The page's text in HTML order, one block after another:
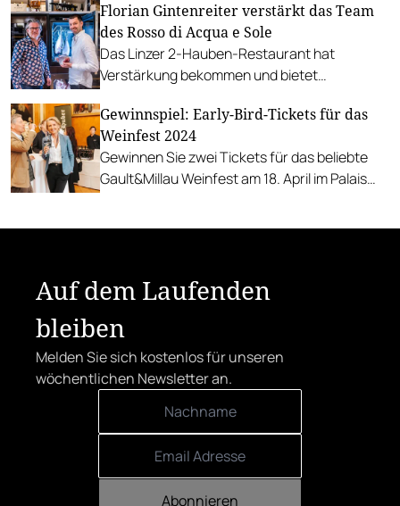
Florian Gintenreiter verstärkt das Team
des Rosso di Acqua e Sole
Das Linzer 2-Hauben-Restaurant hat
Verstärkung bekommen und bietet
Kult-Steaks vom Chianina-Rind.
Gewinnspiel: Early-Bird-Tickets für das
Weinfest 2024
Gewinnen Sie zwei Tickets für das beliebte
Gault&Millau Weinfest am 18. April im Palais
Auf dem Laufenden
bleiben
Melden Sie sich kostenlos für unseren
wöchentlichen Newsletter an.
Abonnieren